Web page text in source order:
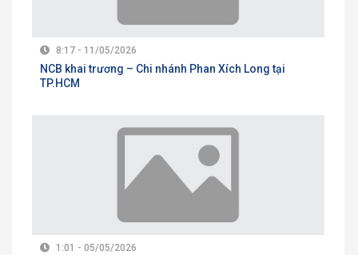
8:17 - 11/05/2026
NCB khai trương – Chi nhánh Phan Xích Long tại
TP.HCM
1:01 - 05/05/2026